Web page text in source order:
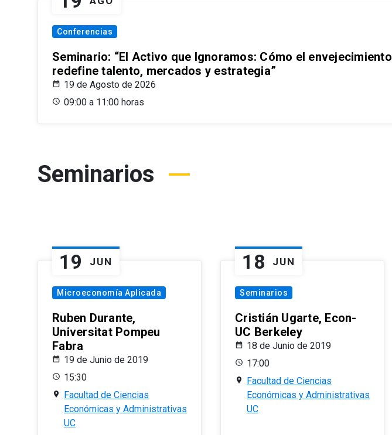
Conferencias
Seminario: “El Activo que Ignoramos: Cómo el envejecimiento
redefine talento, mercados y estrategia”
19 de Agosto de 2026
09:00 a 11:00 horas
Seminarios
19 JUN
Microeconomía Aplicada
Ruben Durante,
Universitat Pompeu
Fabra
19 de Junio de 2019
15:30
Facultad de Ciencias
Económicas y Administrativas
UC
18 JUN
Seminarios
Cristián Ugarte, Econ-
UC Berkeley
18 de Junio de 2019
17:00
Facultad de Ciencias
Económicas y Administrativas
UC